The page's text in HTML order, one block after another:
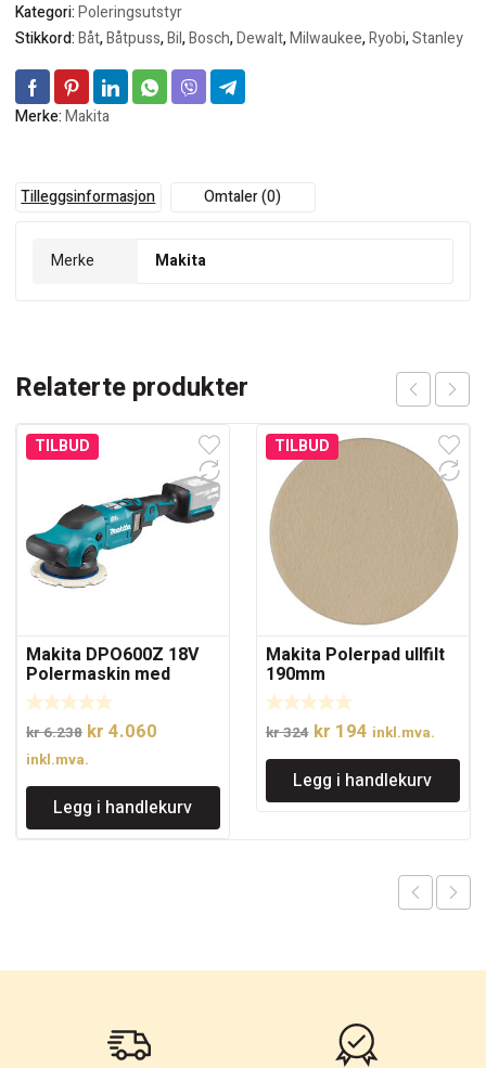
Kategori:Poleringsutstyr
Stikkord:Båt,Båtpuss,Bil,Bosch,Dewalt,Milwaukee,Ryobi,Stanley
Merke:Makita
Tilleggsinformasjon Omtaler (0)
Merke Makita
Relaterte produkter
TILBUD
Makita DPO600Z 18V
Polermaskin med
børsteløs motor uten
batterier 150mm
kr6.238 Opprinnelig
pris
var:
kr 6.238.
kr 4.060
er:
kr 4.060.
inkl.mva.
Legg i handlekurv
TILBUD
Makita Polerpad ullfilt
190mm
kr324 Opprinnelig
pris
var:
kr 324.
kr 194Nåværende
pris
er:
kr 194.
inkl.mva.
Legg i handlekurv